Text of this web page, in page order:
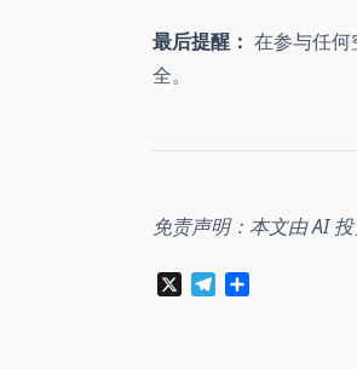
最后提醒： 在参与任
全。
免责声明：本文由 AI
Telegram